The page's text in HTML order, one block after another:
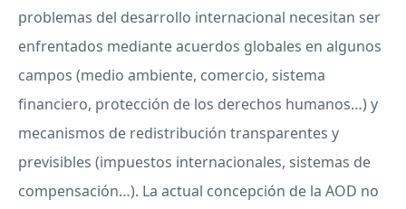
problemas del desarrollo internacional necesitan ser
enfrentados mediante acuerdos globales en algunos
campos (medio ambiente, comercio, sistema
financiero, protección de los derechos humanos…) y
mecanismos de redistribución transparentes y
previsibles (impuestos internacionales, sistemas de
compensación…). La actual concepción de la AOD no